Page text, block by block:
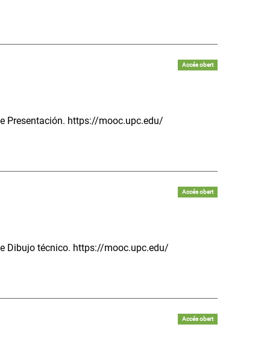
Accés obert
Presentación. https://mooc.upc.edu/
Accés obert
Dibujo técnico. https://mooc.upc.edu/
Accés obert